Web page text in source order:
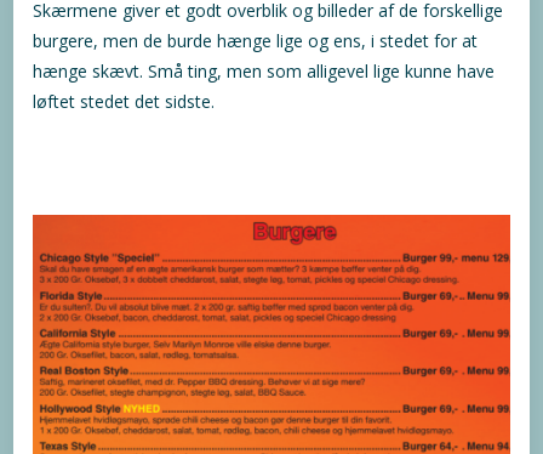
Skærmene giver et godt overblik og billeder af de forskellige
burgere, men de burde hænge lige og ens, i stedet for at
hænge skævt. Små ting, men som alligevel lige kunne have
løftet stedet det sidste.